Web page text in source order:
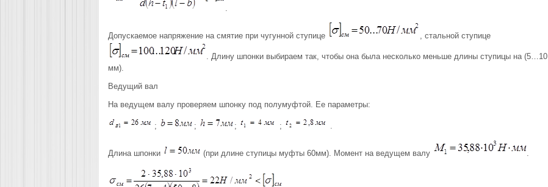
.
Допускаемое напряжение на смятие при чугунной ступице , стальной ступице
. Длину шпонки выбираем так, чтобы она была несколько меньше длины ступицы на (5…10
мм).
Ведущий вал
На ведущем валу проверяем шпонку под полумуфтой. Ее параметры:
; ; ; ; .
Длина шпонки (при длине ступицы муфты 60мм). Момент на ведущем валу .